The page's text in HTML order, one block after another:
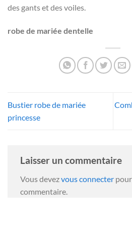
des gants et des voiles.
robe de mariée dentelle
Bustier robe de mariée
princesse
Laisser un commentaire
Vous devezvous connecter
commentaire.